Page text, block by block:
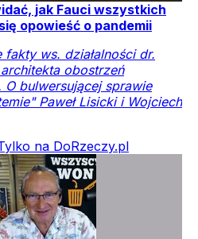
jak Fauci wszystkich
opowieść o pandemii
ws. działalności dr.
obostrzeń
bulwersującej sprawie
Paweł Lisicki i Wojciech
na DoRzeczy.pl